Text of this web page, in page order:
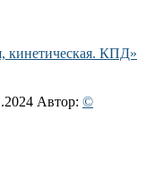
кинетическая. КПД»
Автор: ©